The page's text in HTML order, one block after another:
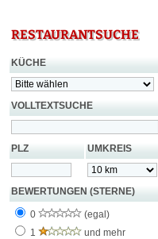
RESTAURANTSUCHE
KÜCHE
VOLLTEXTSUCHE
PLZ UMKREIS
BEWERTUNGEN (STERNE)
0
(egal)
1
und mehr